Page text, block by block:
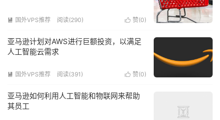
 赞(0)
 国外VPS推荐 阅读(290)
亚马逊计划对AWS进行巨额投资，以满足
人工智能云需求
 赞(0)
 国外VPS推荐 阅读(391)
亚马逊如何利用人工智能和物联网来帮助
其员工